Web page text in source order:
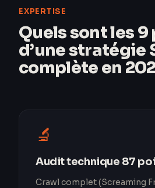
EXPERTISE
Quels sont les
d’une stratégie
complète en
🔬
Audit technique 87
Crawl complet (Screaming